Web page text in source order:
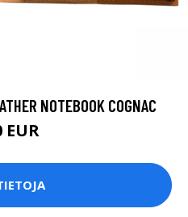
NOTEBOOK COGNAC
EUR